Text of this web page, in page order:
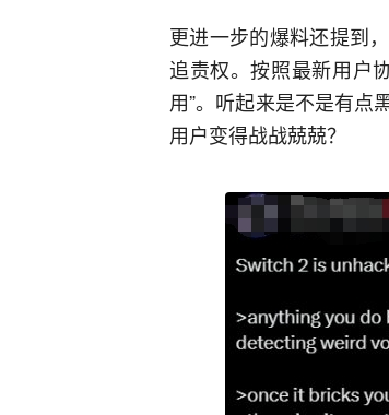
更进一步的爆料还提到
追责权。按照最新用户
用”。听起来是不是有点
用户变得战战兢兢？